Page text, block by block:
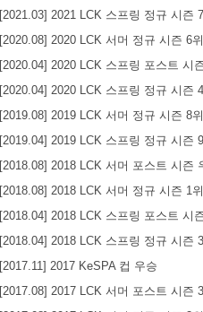
[2021.03] 2021 LCK 스프링 정규 시즌
[2020.08] 2020 LCK 서머 정규 시즌 6위
[2020.04] 2020 LCK 스프링 포스트 시
[2020.04] 2020 LCK 스프링 정규 시즌
[2019.08] 2019 LCK 서머 정규 시즌 8위
[2019.04] 2019 LCK 스프링 정규 시즌
[2018.08] 2018 LCK 서머 포스트 시즌
[2018.08] 2018 LCK 서머 정규 시즌 1위
[2018.04] 2018 LCK 스프링 포스트 시
[2018.04] 2018 LCK 스프링 정규 시즌
[2017.11] 2017 KeSPA 컵 우승
[2017.08] 2017 LCK 서머 포스트 시즌